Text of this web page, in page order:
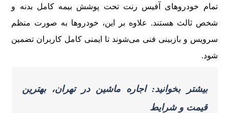
تمام خودروهای آفیس رنت تحت پوشش بیمه کامل بدنه و
شخص ثالث هستند. علاوه بر این، خودروها به صورت منظم
سرویس و بازبینی فنی می‌شوند تا ایمنی کامل کاربران تضمین
شود.
بیشتر بخوانید: اجاره ماشین در تهران، بهترین
قیمت و شرایط